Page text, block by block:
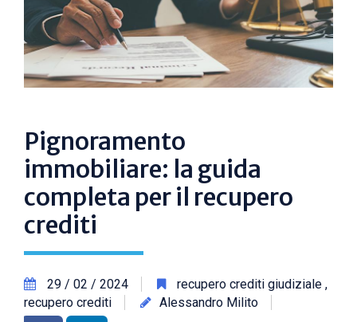
Pignoramento
immobiliare: la guida
completa per il recupero
crediti
29 / 02 / 2024 recupero crediti giudiziale ,
recupero crediti
Alessandro Milito